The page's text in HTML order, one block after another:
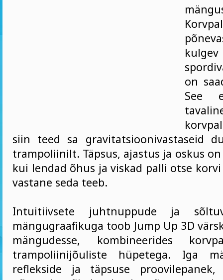
kulgev
on
See
siin teed sa gravitatsioonivastaseid
trampoliinilt. Täpsus, ajastus ja oskus
kui lendad õhus ja viskad palli otse
vastane seda teeb.
Intuitiivsete juhtnuppude ja
mängugraafikuga toob Jump Up 3D
mängudesse, kombineerides
trampoliinijõuliste hüpetega. Iga
reflekside ja täpsuse